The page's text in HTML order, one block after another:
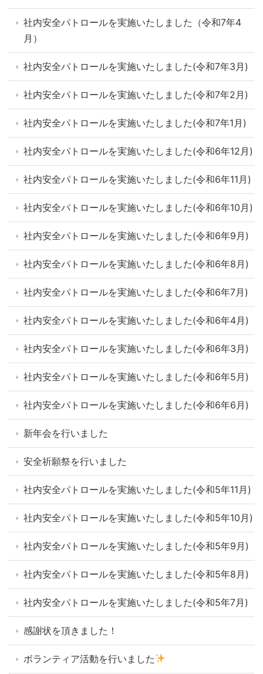
社内安全パトロールを実施いたしました（令和7年4
月）
社内安全パトロールを実施いたしました(令和7年3月)
社内安全パトロールを実施いたしました(令和7年2月)
社内安全パトロールを実施いたしました(令和7年1月)
社内安全パトロールを実施いたしました(令和6年12月)
社内安全パトロールを実施いたしました(令和6年11月)
社内安全パトロールを実施いたしました(令和6年10月)
社内安全パトロールを実施いたしました(令和6年9月)
社内安全パトロールを実施いたしました(令和6年8月)
社内安全パトロールを実施いたしました(令和6年7月)
社内安全パトロールを実施いたしました(令和6年4月)
社内安全パトロールを実施いたしました(令和6年3月)
社内安全パトロールを実施いたしました(令和6年5月)
社内安全パトロールを実施いたしました(令和6年6月)
新年会を行いました
安全祈願祭を行いました
社内安全パトロールを実施いたしました(令和5年11月)
社内安全パトロールを実施いたしました(令和5年10月)
社内安全パトロールを実施いたしました(令和5年9月)
社内安全パトロールを実施いたしました(令和5年8月)
社内安全パトロールを実施いたしました(令和5年7月)
感謝状を頂きました！
ボランティア活動を行いました